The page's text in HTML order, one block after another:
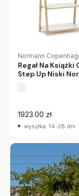
Normann
Regał Na Książki
Step Up Niski
Copenhagen
1923.00 zł
wysyłka: 14-28 dni